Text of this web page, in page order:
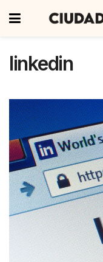
linkedin